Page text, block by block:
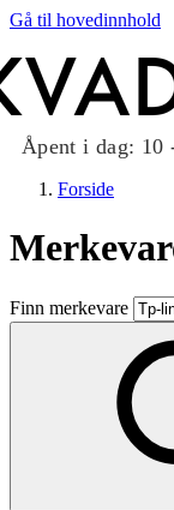
Gå til hovedinnhold
Åpent i dag: 10
Butikker
Mat og
Taket på
Aktiviteter
Forside
Finn merkevare